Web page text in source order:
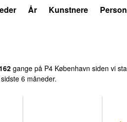
År Kunstnere
gange på P4 København siden vi
6 måneder.